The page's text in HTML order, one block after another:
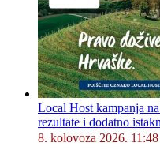
Local Host kampanja
rezultate i dodatno
8. kolovoza 2026. 11:48